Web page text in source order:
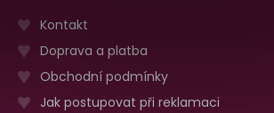
Kontakt
Doprava a platba
Obchodní podmínky
Jak postupovat při reklamaci